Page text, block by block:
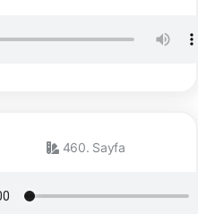
460. Sayfa